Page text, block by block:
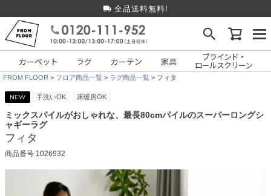
全品送料無料!
カーペット ラグ カーテン 家具 ブラインド・
ロールスクリーン
FROM FLOOR フロア商品一覧 ラグ商品一覧 フィタ
NEW 手洗いOK 床暖房OK
ミックスパイルがおしゃれな、最長80cmパイルのスーパーロングシ
ャギーラグ
フィタ
商品番号 1026932